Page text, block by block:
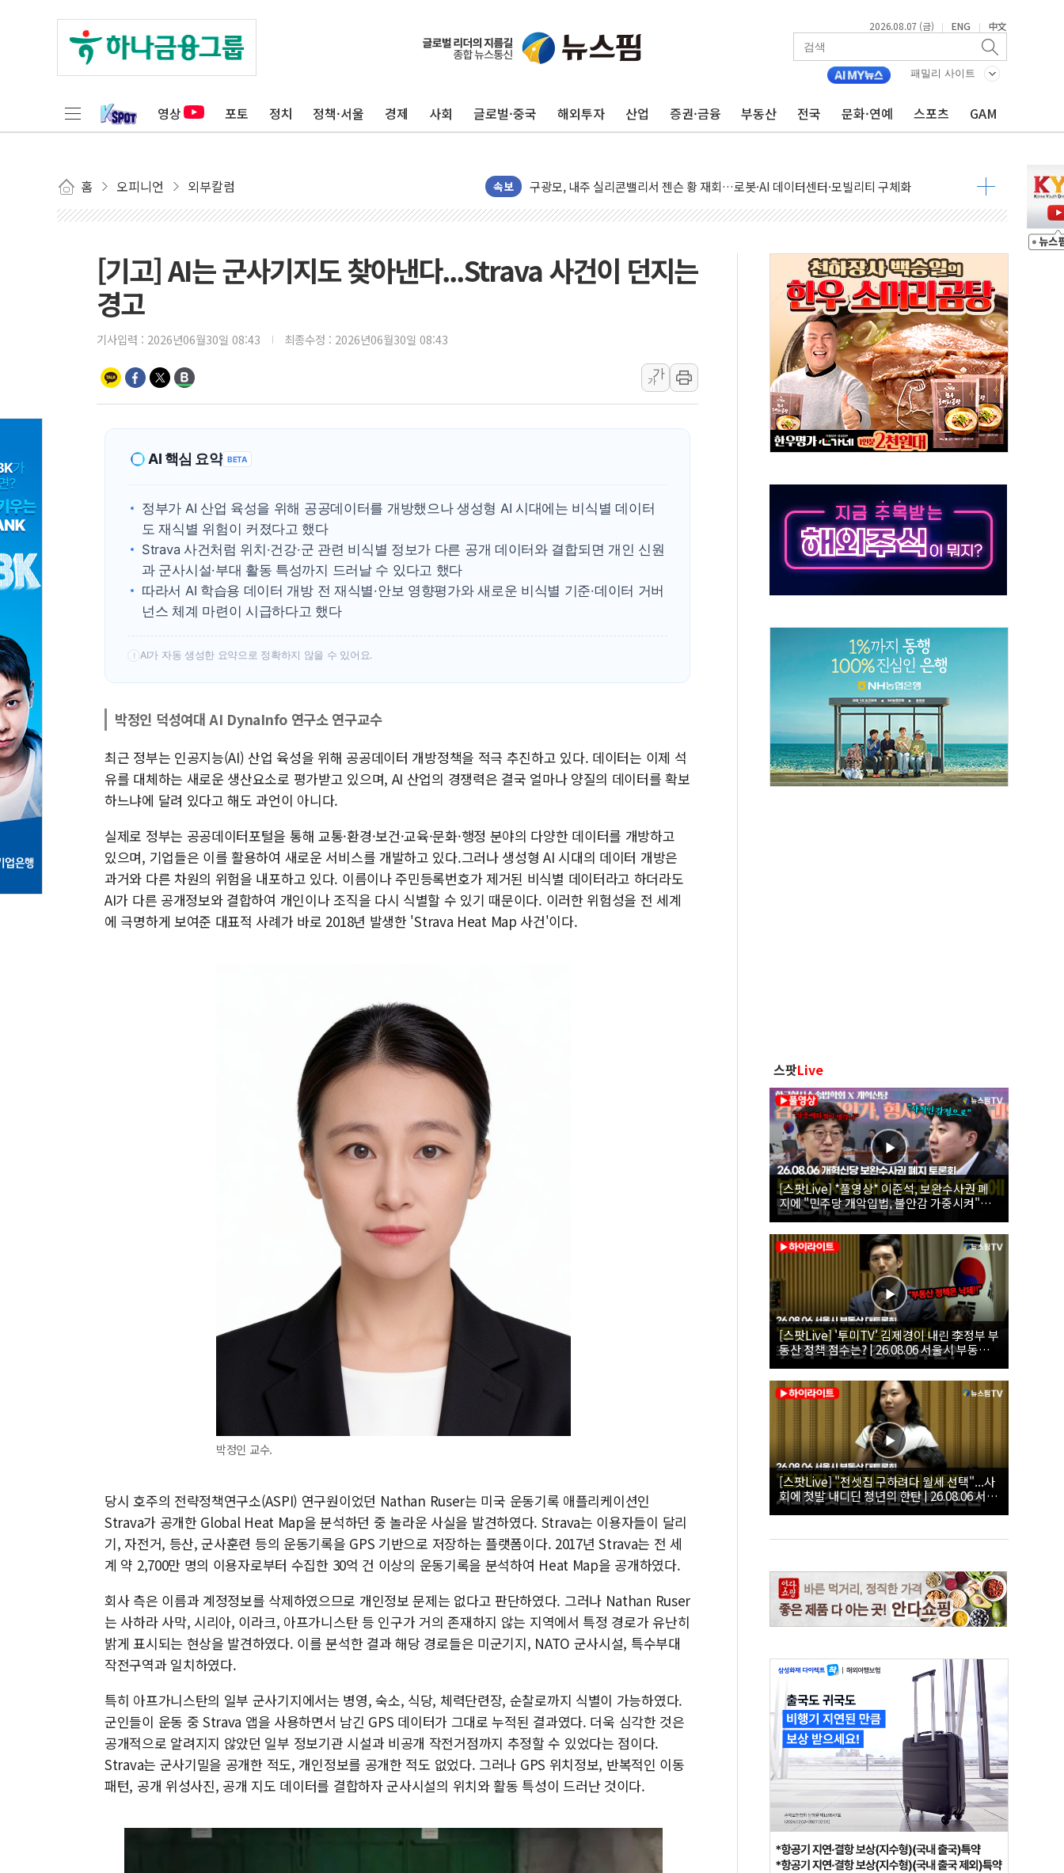
2026.08.07 (금) | ENG | 中文
패밀리 사이트
영상 포토 정치 정책·서울 경제 사회 글로벌·중국 해외투자 산업 증권·금융 부동산 전국 문화·연예 스포츠 GAM
홈 오피니언 외부칼럼 속보
유럽증시, 견조한 실적 소화하며 대부분 상승… "2분기 기업 순이익 21% 증가" 전망
리투아니아 국방 "러, 우크라 드론으로 나토 회원국 공격 검토… 거짓 깃발 작전"
뉴욕증시 개장 전 특징주...모더나·아이온큐·도어대시↑ VS 샌디스크·피그마·앱러빈↓
김정관 장관 "영업이익 N% 성과급 반대…상법·자본시장법 개정 논의"
청와대, 북한 단거리 탄도미사일 발사에 긴급 안보 점검회의
금값 7주 만에 최고…美 고용 둔화·호르무즈 재개방 기대에 강세
[인도증시] 중동 긴장 완화에 실적 호조까지, 상승...호실적 보고 기업 상승세 뚜렷
러, 1인칭시점 드론으로 우크라 민간인 '사파리' 공격… 시민들 공포감 극대화 전략
[베트남 증시] 지수 하락 속 'DGC' 임시 주총 기대감에 홀로 상한가…마진 잔액은 사상 최고
'월가의 황제' 다이먼 "금융시장 레버리지 위험수위…숨은 차입이 더 큰 변수"
양주 섬유염색공장서 화재 1명 중상…대응 1단계 진압 중
김정관 산업부 장관 "주 52시간 손봐야, 경쟁상대 中과 비교해야"
해군 1함대 창설 80주년…지역과 함께하는 '선봉'의 대민 봉사
동해해경, 독도 해상서 부유물 감긴 어선 구조
주한미군 "오산기지 누출, 백린 아닌 무해한 표면 부식 물질"
구미 폐염산처리업체서 불 2시간30여분만에 진화...외국인 노동자 숨져
[기고] AI는 군사기지도 찾아낸다...Strava 사건이 던지는
경고
기사입력 : 2026년06월30일 08:43 최종수정 : 2026년06월30일 08:43
가
가
AI 핵심 요약 BETA
정부가 AI 산업 육성을 위해 공공데이터를 개방했으나 생성형 AI 시대에는 비식별 데이터
도 재식별 위험이 커졌다고 했다
Strava 사건처럼 위치·건강·군 관련 비식별 정보가 다른 공개 데이터와 결합되면 개인 신원
과 군사시설·부대 활동 특성까지 드러날 수 있다고 했다
따라서 AI 학습용 데이터 개방 전 재식별·안보 영향평가와 새로운 비식별 기준·데이터 거버
넌스 체계 마련이 시급하다고 했다
! AI가 자동 생성한 요약으로 정확하지 않을 수 있어요.
박정인 덕성여대 AI DynaInfo 연구소 연구교수
최근 정부는 인공지능(AI) 산업 육성을 위해 공공데이터 개방정책을 적극 추진하고 있다. 데이터는 이제 석
유를 대체하는 새로운 생산요소로 평가받고 있으며, AI 산업의 경쟁력은 결국 얼마나 양질의 데이터를 확보
하느냐에 달려 있다고 해도 과언이 아니다.
실제로 정부는 공공데이터포털을 통해 교통·환경·보건·교육·문화·행정 분야의 다양한 데이터를 개방하고
있으며, 기업들은 이를 활용하여 새로운 서비스를 개발하고 있다.그러나 생성형 AI 시대의 데이터 개방은
과거와 다른 차원의 위험을 내포하고 있다. 이름이나 주민등록번호가 제거된 비식별 데이터라고 하더라도
AI가 다른 공개정보와 결합하여 개인이나 조직을 다시 식별할 수 있기 때문이다. 이러한 위험성을 전 세계
에 극명하게 보여준 대표적 사례가 바로 2018년 발생한 'Strava Heat Map 사건'이다.
박정인 교수.
당시 호주의 전략정책연구소(ASPI) 연구원이었던 Nathan Ruser는 미국 운동기록 애플리케이션인
Strava가 공개한 Global Heat Map을 분석하던 중 놀라운 사실을 발견하였다. Strava는 이용자들이 달리
기, 자전거, 등산, 군사훈련 등의 운동기록을 GPS 기반으로 저장하는 플랫폼이다. 2017년 Strava는 전 세
계 약 2,700만 명의 이용자로부터 수집한 30억 건 이상의 운동기록을 분석하여 Heat Map을 공개하였다.
회사 측은 이름과 계정정보를 삭제하였으므로 개인정보 문제는 없다고 판단하였다. 그러나 Nathan Ruser
는 사하라 사막, 시리아, 이라크, 아프가니스탄 등 인구가 거의 존재하지 않는 지역에서 특정 경로가 유난히
밝게 표시되는 현상을 발견하였다. 이를 분석한 결과 해당 경로들은 미군기지, NATO 군사시설, 특수부대
작전구역과 일치하였다.
특히 아프가니스탄의 일부 군사기지에서는 병영, 숙소, 식당, 체력단련장, 순찰로까지 식별이 가능하였다.
군인들이 운동 중 Strava 앱을 사용하면서 남긴 GPS 데이터가 그대로 누적된 결과였다. 더욱 심각한 것은
공개적으로 알려지지 않았던 일부 정보기관 시설과 비공개 작전거점까지 추정할 수 있었다는 점이다.
Strava는 군사기밀을 공개한 적도, 개인정보를 공개한 적도 없었다. 그러나 GPS 위치정보, 반복적인 이동
패턴, 공개 위성사진, 공개 지도 데이터를 결합하자 군사시설의 위치와 활동 특성이 드러난 것이다.
스팟Live
[스팟Live] *풀영상* 이준석, 보완수사권 폐
지에 "민주당 개악입법, 불안감 가중시켜"｜
26.08.06 개혁신당 보완수사권 폐지 토론회
[스팟Live] '투미TV' 김제경이 내린 李정부 부
동산 정책 점수는? | 26.08.06 서울시 부동산
대토론회
[스팟Live] "전셋집 구하려다 월세 선택"...사
회에 첫발 내디딘 청년의 한탄 | 26.08.06 서울
시 부동산 대토론회